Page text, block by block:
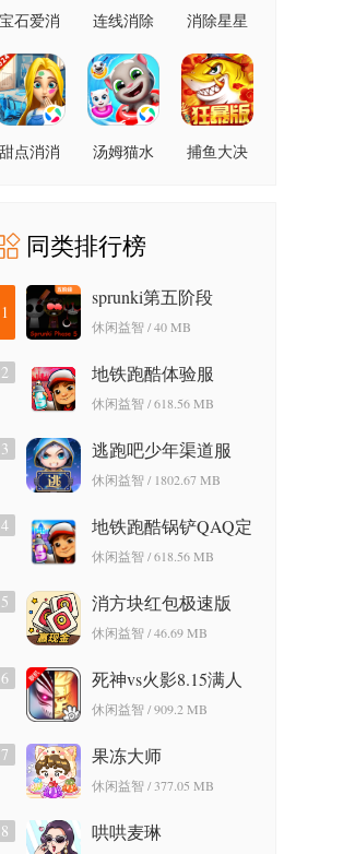
宝石爱消
连线消除
消除星星
甜点消消
汤姆猫水
捕鱼大决
同类排行榜
1
sprunki第五阶段
休闲益智 / 40 MB
2 地铁跑酷体验服
休闲益智 / 618.56 MB
3 逃跑吧少年渠道服
休闲益智 / 1802.67 MB
4
地铁跑酷锅铲QAQ定
制版
休闲益智 / 618.56 MB
5 消方块红包极速版
休闲益智 / 46.69 MB
6
死神vs火影8.15满人
物版
休闲益智 / 909.2 MB
7 果冻大师
休闲益智 / 377.05 MB
8 哄哄麦琳